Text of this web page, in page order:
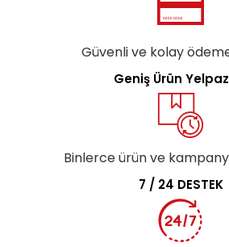
Güvenli ve kolay
Geniş Ürün
Binlerce ürün ve
7 / 24 DESTEK